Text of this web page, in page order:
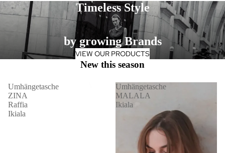
Timeless Style
by growing Brands
VIEW OUR PRODUCTS
New this season
Umhängetasche
ZINA
Raffia
Ikiala
Umhängetasche
MALALA
Ikiala